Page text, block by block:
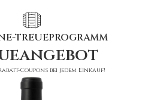
TREUEPROGRAMM
Coupons bei jedem Einkauf!